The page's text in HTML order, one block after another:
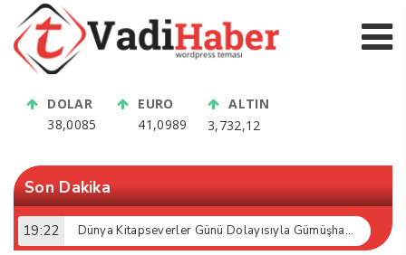
DOLAR
38,0085
EURO
41,0989
ALTIN
3,732,12
Son Dakika
19:22 Dünya Kitapseverler Günü Dolayısıyla Gümüşhane’de Kültür Buluşması Gerçekleştirildi